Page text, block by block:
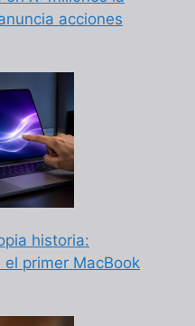
acciones
historia:
primer MacBook